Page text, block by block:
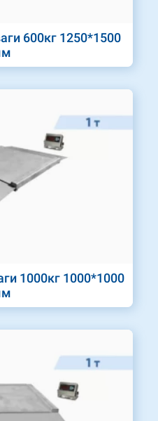
600кг 1250*1500
1000кг 1000*1000